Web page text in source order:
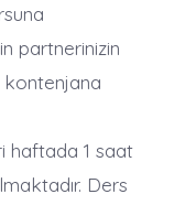
partnerinizin
kontenjana
haftada 1 saat
Ders